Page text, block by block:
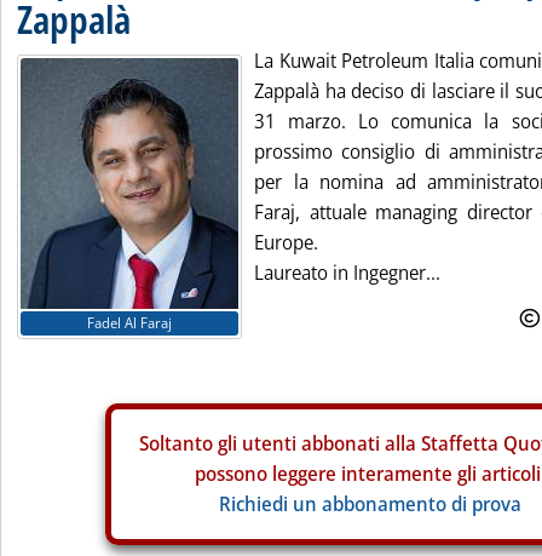
Zappalà
Fadel Al Faraj
La Kuwait Petroleum Italia
Zappalà ha deciso di lasciare il
31 marzo. Lo comunica la
prossimo consiglio di
per la nomina ad
Faraj, attuale managing
Europe.
Laureato in Ingegner...
Soltanto gli utenti abbonati alla Staffetta
possono leggere interamente gli
Richiedi un abbonamento di prova